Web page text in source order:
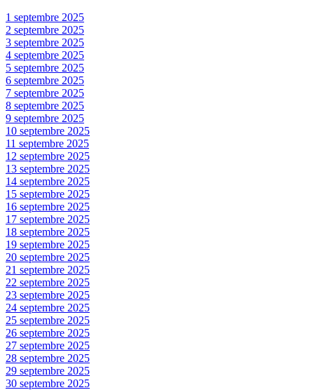
1 septembre 2025
2 septembre 2025
3 septembre 2025
4 septembre 2025
5 septembre 2025
6 septembre 2025
7 septembre 2025
8 septembre 2025
9 septembre 2025
10 septembre 2025
11 septembre 2025
12 septembre 2025
13 septembre 2025
14 septembre 2025
15 septembre 2025
16 septembre 2025
17 septembre 2025
18 septembre 2025
19 septembre 2025
20 septembre 2025
21 septembre 2025
22 septembre 2025
23 septembre 2025
24 septembre 2025
25 septembre 2025
26 septembre 2025
27 septembre 2025
28 septembre 2025
29 septembre 2025
30 septembre 2025